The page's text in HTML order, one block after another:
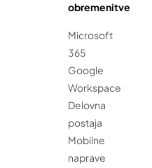
obremenitve
Microsoft
365
Google
Workspace
Delovna
postaja
Mobilne
naprave